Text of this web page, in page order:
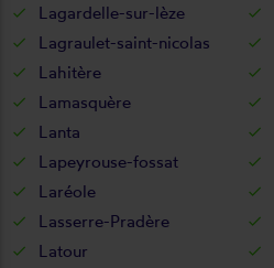
Lagardelle-sur-lèze
Lagraulet-saint-nicolas
Lahitère
Lamasquère
Lanta
Lapeyrouse-fossat
Laréole
Lasserre-Pradère
Latour